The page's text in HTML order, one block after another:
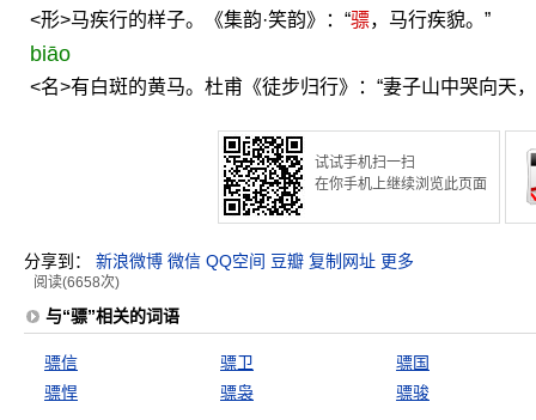
<形>马疾行的样子。《集韵·笑韵》：“骠，马行疾貌。”
biāo
<名>有白斑的黄马。杜甫《徒步归行》：“妻子山中哭向天
试试手机扫一扫
在你手机上继续浏览此页面
分享到： 新浪微博 微信 QQ空间 豆瓣 复制网址 更多
阅读(6658次)
与“骠”相关的词语
骠信 骠卫
骠国
骠悍
骠袅 骠骏